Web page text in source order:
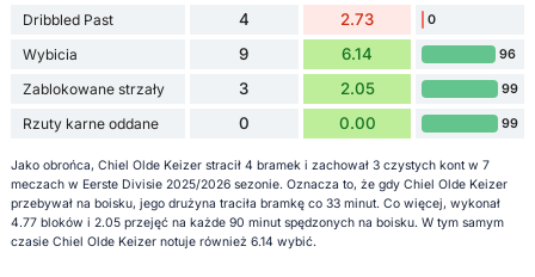
Dribbled Past 4 2.73 0
Wybicia 9 6.14 96
Zablokowane strzały 3 2.05 99
Rzuty karne oddane 0 0.00 99
Jako obrońca, Chiel Olde Keizer stracił 4 bramek i zachował 3 czystych kont w 7
meczach w Eerste Divisie 2025/2026 sezonie. Oznacza to, że gdy Chiel Olde Keizer
przebywał na boisku, jego drużyna traciła bramkę co 33 minut. Co więcej, wykonał
4.77 bloków i 2.05 przejęć na każde 90 minut spędzonych na boisku. W tym samym
czasie Chiel Olde Keizer notuje również 6.14 wybić.